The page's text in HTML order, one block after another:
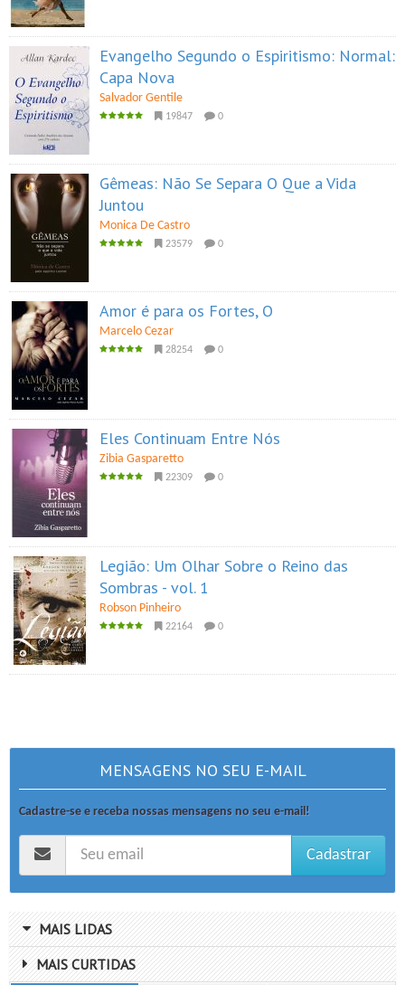
Evangelho Segundo o Espiritismo: Normal:
Capa Nova
Salvador Gentile
19847 0
Gêmeas: Não Se Separa O Que a Vida
Juntou
Monica De Castro
23579 0
Amor é para os Fortes, O
Marcelo Cezar
28254 0
Eles Continuam Entre Nós
Zibia Gasparetto
22309 0
Legião: Um Olhar Sobre o Reino das
Sombras - vol. 1
Robson Pinheiro
22164 0
MENSAGENS NO SEU E-MAIL
Cadastre-se e receba nossas mensagens no seu e-mail!
Cadastrar
MAIS LIDAS
MAIS CURTIDAS